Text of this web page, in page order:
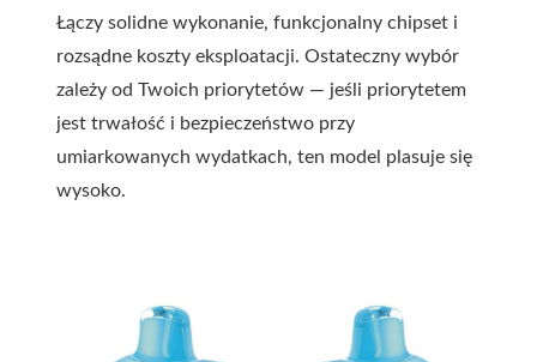
Łączy solidne wykonanie, funkcjonalny chipset i
rozsądne koszty eksploatacji. Ostateczny wybór
zależy od Twoich priorytetów — jeśli priorytetem
jest trwałość i bezpieczeństwo przy
umiarkowanych wydatkach, ten model plasuje się
wysoko.